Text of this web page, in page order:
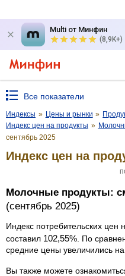
Multi от Минфин
(8,9K+)
Все показатели
Индексы » Цены и рынки »
Индекс цен на продукты »
сентябрь 2025
Индекс цен на
Молочные продукты:
(сентябрь 2025)
Индекс потребительских цен
составил 102,55% . По
средние цены увеличились на
Вы также можете